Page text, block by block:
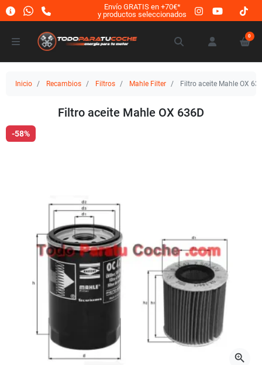
Envío GRATIS en +70€*
y productos seleccionados
0
Inicio Recambios Filtros Mahle Filter Filtro aceite Mahle OX
Filtro aceite Mahle OX 636D
-58%
zoom_in